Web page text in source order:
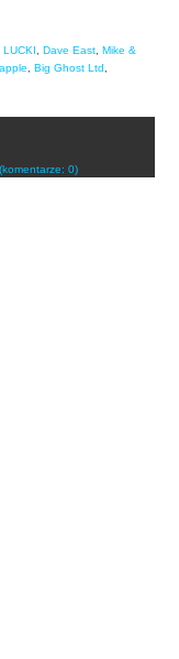
LUCKI, Dave East, Mike &
, Big Ghost Ltd,
(komentarze: 0)